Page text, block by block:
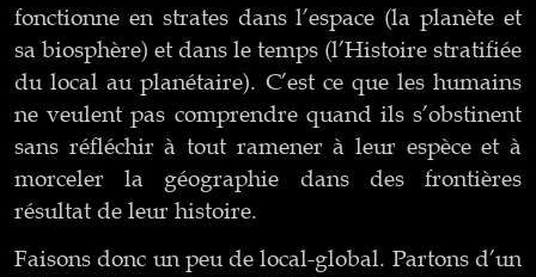
fonctionne en strates dans l’espace (la planète et
sa biosphère) et dans le temps (l’Histoire stratifiée
du local au planétaire). C’est ce que les humains
ne veulent pas comprendre quand ils s’obstinent
sans réfléchir à tout ramener à leur espèce et à
morceler la géographie dans des frontières
résultat de leur histoire.
Faisons donc un peu de local-global. Partons d’un